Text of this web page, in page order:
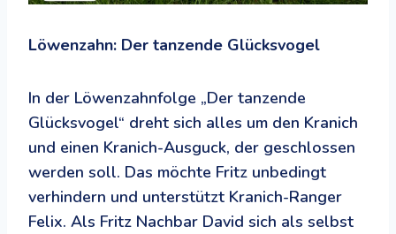
Löwenzahn: Der tanzende Glücksvogel
In der Löwenzahnfolge „Der tanzende
Glücksvogel“ dreht sich alles um den Kranich
und einen Kranich-Ausguck, der geschlossen
werden soll. Das möchte Fritz unbedingt
verhindern und unterstützt Kranich-Ranger
Felix. Als Fritz Nachbar David sich als selbst